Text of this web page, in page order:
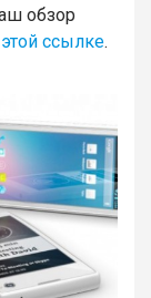
обзор
этой ссылке.